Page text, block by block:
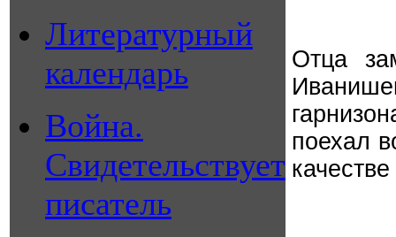
Литературный
календарь
Война.
Свидетельствует
писатель
Отца
поехал